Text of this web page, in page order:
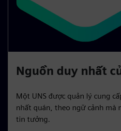
Nguồn duy nhất
Một UNS được quản lý cung
nhất quán, theo ngữ cảnh mà
tin tưởng.